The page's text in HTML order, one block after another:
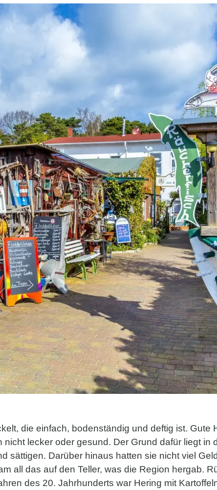
die einfach, bodenständig und deftig ist. Gute
lecker oder gesund. Der Grund dafür liegt in
sättigen. Darüber hinaus hatten sie nicht viel
all das auf den Teller, was die Region hergab.
des 20. Jahrhunderts war Hering mit